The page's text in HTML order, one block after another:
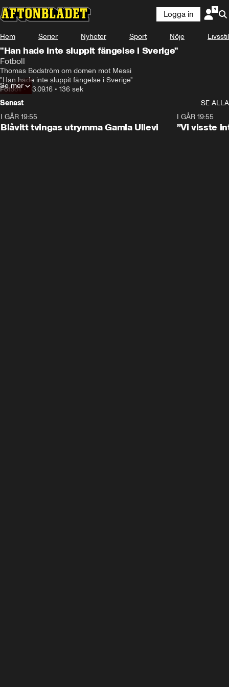
Logga in
Hem Serier Nyheter Sport Nöje Livsstil
"Han hade inte sluppit fängelse i Sverige"
Fotboll
Thomas Bodström om domen mot Messi
"Han hade inte sluppit fängelse i Sverige"
Fotboll•03.09.16 • 136 sek
Se mer
Senast
SE ALLA
I GÅR 19:55
Blåvitt tvingas utrymma Gamla Ullevi
I GÅR 19:55
”Vi visste